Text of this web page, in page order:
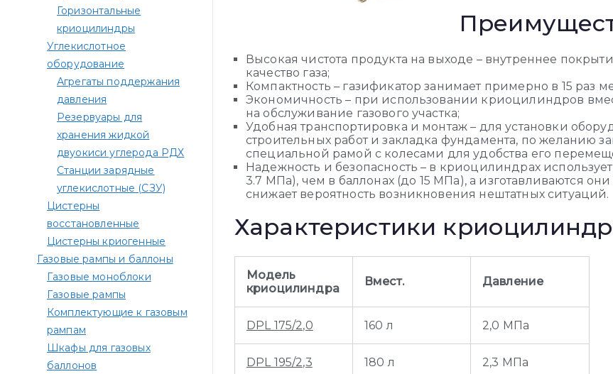
Высокая чистота продукта на выходе – внутреннее
качество газа;
Компактность – газификатор занимает примерно в 15 раз
Экономичность – при использовании криоцилиндров
на обслуживание газового участка;
Удобная транспортировка и монтаж – для установки
строительных работ и закладка фундамента, по желанию
специальной рамой с колесами для удобства его
Надежность и безопасность – в криоцилиндрах
3.7 МПа), чем в баллонах (до 15 МПа), а изготавливаются
снижает вероятность возникновения нештатных ситуаций.
Характеристики
Модель
криоцилиндра
Вмест. Давление
DPL 175/2,0 160 л 2,0 МПа
DPL 195/2,3 180 л 2,3 МПа
Горизонтальные
криоцилиндры
Углекислотное
оборудование
Агрегаты поддержания
давления
Резервуары для
хранения жидкой
двуокиси углерода РДХ
Станции зарядные
углекислотные (СЗУ)
Цистерны
восстановленные
Цистерны криогенные
Газовые рампы и баллоны
Газовые моноблоки
Газовые рампы
Комплектующие к газовым
рампам​
Шкафы для газовых
баллонов